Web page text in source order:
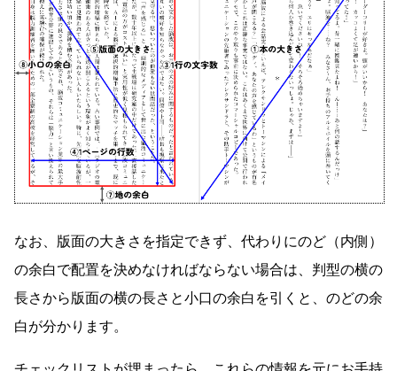
なお、版面の大きさを指定できず、代わりにのど（内側）
の余白で配置を決めなければならない場合は、判型の横の
長さから版面の横の長さと小口の余白を引くと、のどの余
白が分かります。